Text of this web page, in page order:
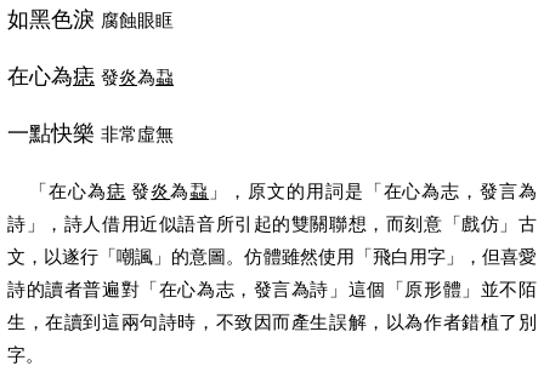
如黑色淚 腐蝕眼眶
在心為痣 發炎為蝨
一點快樂 非常虛無
「在心為痣 發炎為蝨 」， 原文的用詞是「在心為志，發言為
詩」，詩人借用近似語音所引起的雙關聯想，而刻意「戲仿」古
文，以遂行「嘲諷」的意圖。仿體雖然使用「飛白用字」，但喜愛
詩的讀者普遍對「在心為志，發言為詩」這個「原形體」並不陌
生，在讀到這兩句詩時，不致因而產生誤解，以為作者錯植了別
字。